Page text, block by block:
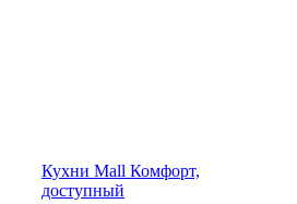
Кухни Mall Комфорт,
доступный